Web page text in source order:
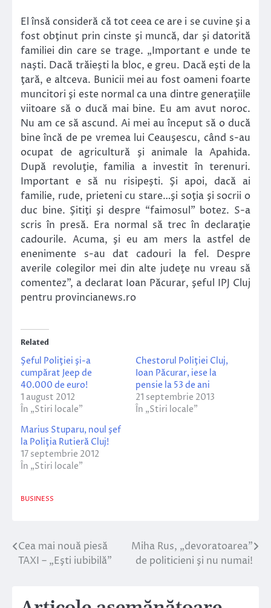
El însă consideră că tot ceea ce are i se cuvine şi a
fost obţinut prin cinste şi muncă, dar şi datorită
familiei din care se trage. „Important e unde te
naşti. Dacă trăieşti la bloc, e greu. Dacă eşti de la
ţară, e altceva. Bunicii mei au fost oameni foarte
muncitori şi este normal ca una dintre generaţiile
viitoare să o ducă mai bine. Eu am avut noroc.
Nu am ce să ascund. Ai mei au început să o ducă
bine încă de pe vremea lui Ceauşescu, când s-au
ocupat de agricultură şi animale la Apahida.
După revoluţie, familia a investit în terenuri.
Important e să nu risipeşti. Şi apoi, dacă ai
familie, rude, prieteni cu stare…şi soţia şi socrii o
duc bine. Şitiţi şi despre “faimosul” botez. S-a
scris în presă. Era normal să trec în declaraţie
cadourile. Acuma, şi eu am mers la astfel de
enenimente s-au dat cadouri la fel. Despre
averile colegilor mei din alte judeţe nu vreau să
comentez”, a declarat Ioan Păcurar, şeful IPJ Cluj
pentru provincianews.ro
Related
Şeful Poliţiei şi-a
cumpărat Jeep de
40.000 de euro!
1 august 2012
În „Stiri locale”
Chestorul Poliţiei Cluj,
Ioan Păcurar, iese la
pensie la 53 de ani
21 septembrie 2013
În „Stiri locale”
Marius Stuparu, noul şef
la Poliţia Rutieră Cluj!
17 septembrie 2012
În „Stiri locale”
BUSINESS
Navigare
Cea mai nouă piesă
TAXI – „Eşti iubibilă”
Miha Rus, „devoratoarea”
de politicieni şi nu numai!